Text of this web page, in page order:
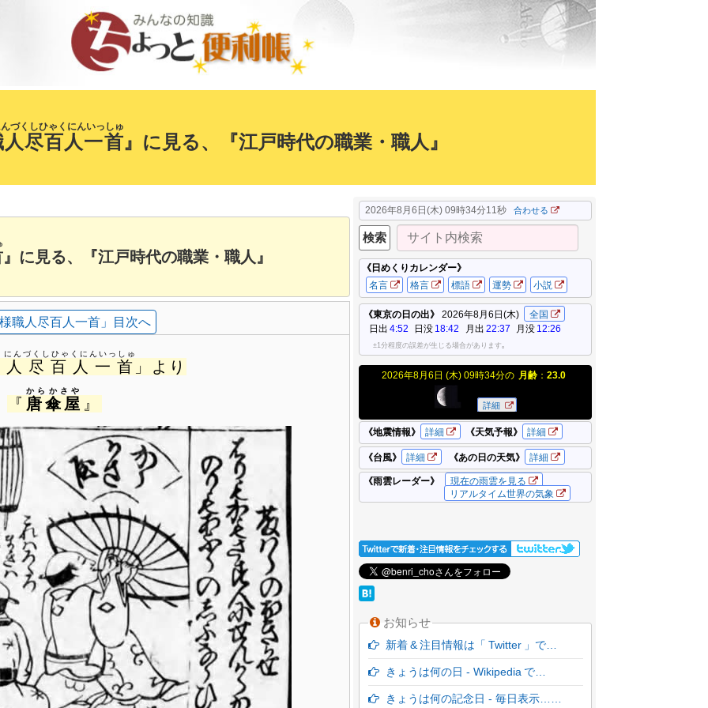
尽百人一首
づくしひゃくにんいっしゅ
』に見る、『江戸時代の職業・職人』
』に見る、『江戸時代の職業・職人』
職人尽百人一首」目次へ
尽百人一首
にんづくしひゃくにんいっしゅ
」より
『 唐傘屋
からかさや
』
2026年8月6日(木) 09時34分12秒 合わせる
お知らせ
新着 & 注目情報は「 Twitter 」で…
きょうは何の日 - Wikipedia で…
きょうは何の記念日 - 毎日表示……